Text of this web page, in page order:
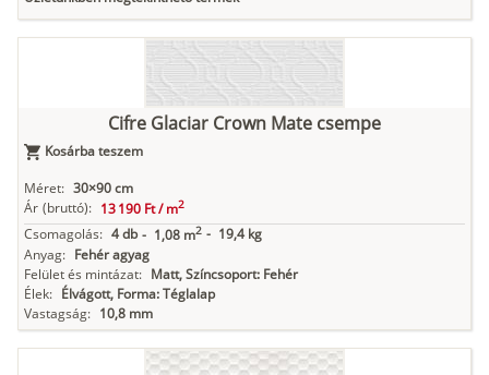
Cifre Glaciar Crown Mate csempe
Kosárba teszem
Méret: 30×90 cm
Ár (bruttó): 13 190 Ft /m2
Csomagolás: 4 db - 1,08 m2 - 19,4 kg
Anyag: Fehér agyag
Felület és mintázat: Matt, Színcsoport: Fehér
Élek: Élvágott, Forma: Téglalap
Vastagság: 10,8 mm